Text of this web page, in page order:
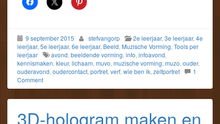
9 september 2015 stefvangorp 2e leerjaar, 3e leerjaar, 4e
leerjaar, 5e leerjaar, 6e leerjaar, Beeld, Muzische Vorming, Tools per
leerjaar
avond, beeldende vorming, info, infoavond,
kennismaken, kleur, lichaam, muvo, muzische vorming, muzo, ouder,
ouderavond, oudercontact, portret, verf, wie ben ik, zelfportret
1
Comment
3D-hologram maken en